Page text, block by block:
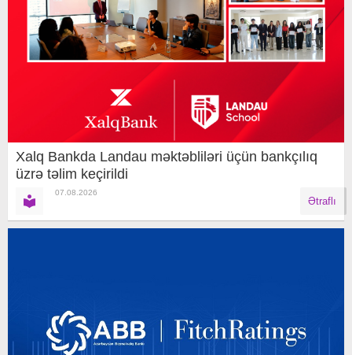
Xalq Bankda Landau məktəbliləri üçün bankçılıq
üzrə təlim keçirildi
07.08.2026
Ətraflı